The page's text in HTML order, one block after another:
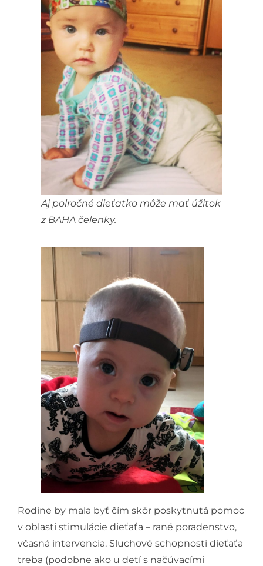
Aj polročné dieťatko môže mať úžitok
z BAHA čelenky.
Rodine by mala byť čím skôr poskytnutá pomoc
v oblasti stimulácie dieťaťa – rané poradenstvo,
včasná intervencia. Sluchové schopnosti dieťaťa
treba (podobne ako u detí s načúvacími